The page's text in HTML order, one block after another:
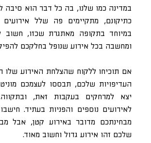
במדינה כמו שלנו, בה כל דבר הוא סיבה
כתיקונם, מתקיימים פה שלל אירועים
במיוחד בתקופה מאתגרת שכזו, חשוב
ומחשבה בכל אירוע שנופל בחלקכם
אם תוכיחו ללקוח שהצלחת האירוע
העדיפויות שלכם, תבססו לעצמכם
יצא למרחקים בעקבות זאת,
לאירועים נוספים והפניות בעתיד.
מבחינתכם מדובר באירוע קטן, אבל
שלכם זהו אירוע גדול וחשוב מאוד.